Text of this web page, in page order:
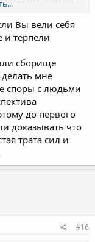
Вы вели себя
и терпели
сборище
делать мне
споры с людьми
до первого
доказывать что
трата сил и
#16